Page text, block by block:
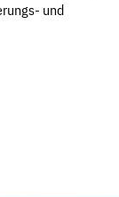
und